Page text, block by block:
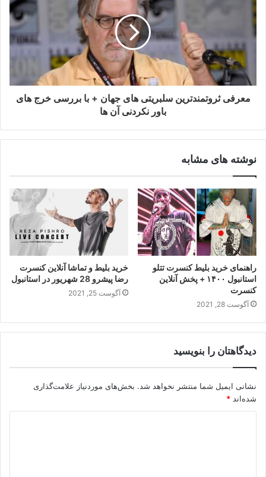
معرفی ثروتمندترین سلبریتی های جهان + با بررسی خرج های
باور نکردنی آن ها
نوشته های مشابه
راهنمای خرید بلیط کنسرت تتلو
استانبول ۱۴۰۰ + پخش آنلاین
کنسرت
آگوست 28, 2021
خرید بلیط و تماشا آنلاین کنسرت
رضا پیشرو 28 شهریور در استانبول
آگوست 25, 2021
دیدگاهتان را بنویسید
نشانی ایمیل شما منتشر نخواهد شد. بخش‌های موردنیاز علامت‌گذاری
شده‌اند *